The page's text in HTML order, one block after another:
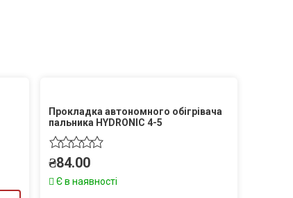
Прокладка автономного обігрівача
пальника HYDRONIC 4-5
₴84.00
Є в наявності